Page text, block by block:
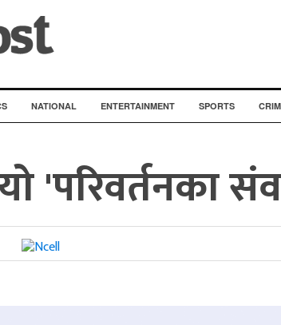
NATIONAL ENTERTAINMENT SPORTS
'परिवर्तनका